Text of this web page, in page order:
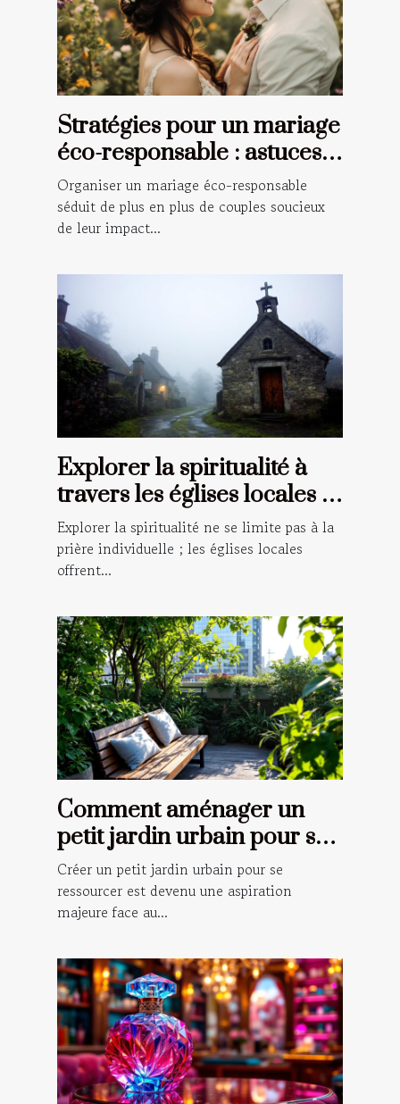
Stratégies pour un mariage
éco-responsable : astuces
et conseils
Organiser un mariage éco-responsable
séduit de plus en plus de couples soucieux
de leur impact...
Explorer la spiritualité à
travers les églises locales :
un guide pour les croyants
Explorer la spiritualité ne se limite pas à la
prière individuelle ; les églises locales
offrent...
Comment aménager un
petit jardin urbain pour se
ressourcer ?
Créer un petit jardin urbain pour se
ressourcer est devenu une aspiration
majeure face au...